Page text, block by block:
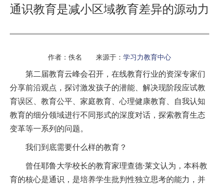
通识教育是减小区域教育差异的源动力
作者：佚名 来源于： 学习力教育中心
第二届教育云峰会召开，在线教育行业的资深专家们
分享前沿观点，探讨激发孩子的潜能、解决现阶段应试教
育误区、教育公平、家庭教育、心理健康教育、自我认知
教育的细分领域进行不同形式的深度对话，探索教育生态
变革等一系列的问题。
我们到底需要什么样的教育？
曾任耶鲁大学校长的教育家理查德·莱文认为，本科教
育的核心是通识，是培养学生批判性独立思考的能力，并